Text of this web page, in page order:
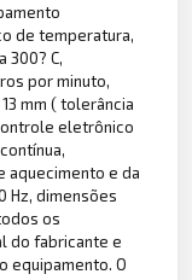
de temperatura,
300? C,
por minuto,
mm ( tolerância
eletrônico
aquecimento e da
Hz, dimensões
os
do fabricante e
equipamento. O